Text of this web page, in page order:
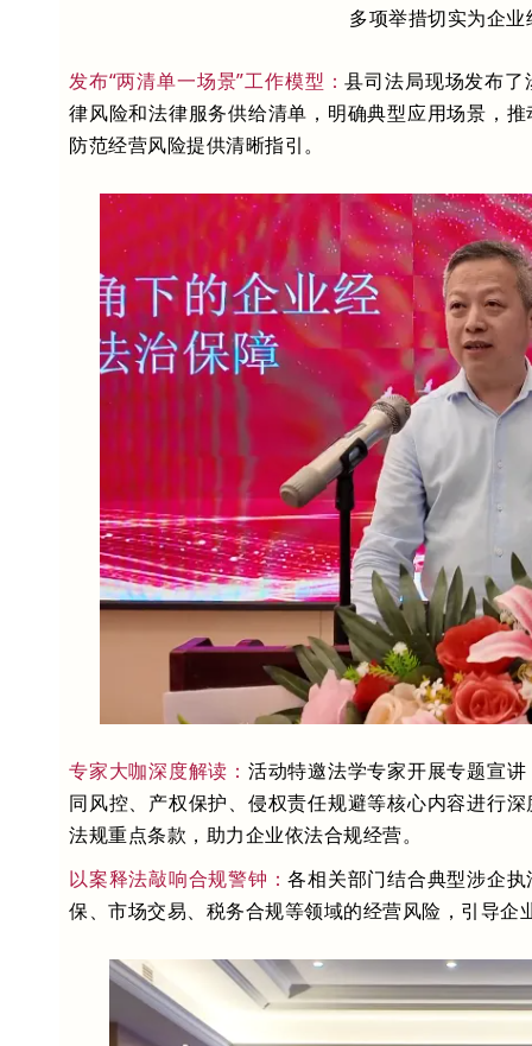
多项举措切实为企
发布“两清单一场景”工作模型：县司法局现场发布
律风险和法律服务供给清单，明确典型应用场景，
防范经营风险提供清晰指引。
专家大咖深度解读： 活动特邀法学专家开展专题宣
同风控、产权保护、侵权责任规避等核心内容进行
法规重点条款，助力企业依法合规经营。
以案释法敲响合规警钟：各相关部门结合典型涉企
保、市场交易、税务合规等领域的经营风险，引导企